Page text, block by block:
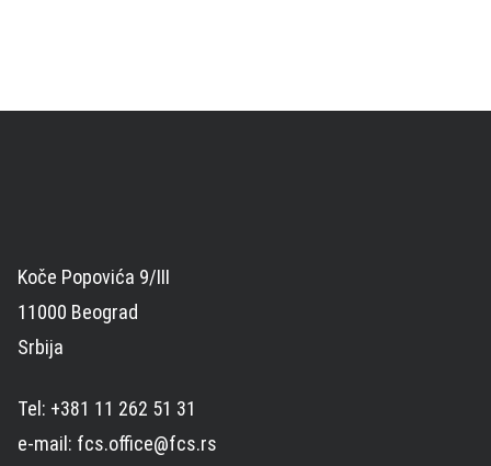
Koče Popovića 9/III
11000 Beograd
Srbija
Tel: +381 11 262 51 31
e-mail: fcs.office@fcs.rs